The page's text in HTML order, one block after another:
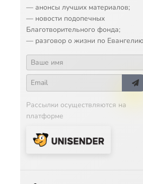
— анонсы лучших материалов;
— новости подопечных
Благотворительного фонда;
— разговор о жизни по
Рассылки осуществляются на
платформе